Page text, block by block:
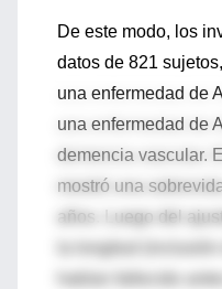
De este modo, los
datos de 821
una enfermedad de
una enfermedad de
demencia vascular.
mostró una
años. Luego del
la longitud
habían fallecido